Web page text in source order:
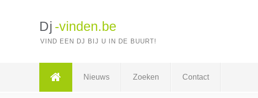
Dj -vinden.be
VIND EEN DJ BIJ U IN DE BUURT!
Nieuws Zoeken Contact